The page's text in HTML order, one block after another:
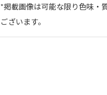
*掲載画像は可能な限り色味・
ございます。